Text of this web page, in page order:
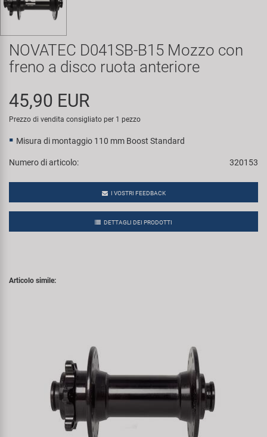
Super B
Velo
Tutte le marche
NOVATEC D041SB-B15 Mozzo con
freno a disco ruota anteriore
45,90 EUR
Prezzo di vendita consigliato per 1 pezzo
Misura di montaggio 110 mm Boost Standard
Numero di articolo: 320153
I VOSTRI FEEDBACK
DETTAGLI DEI PRODOTTI
Articolo simile: